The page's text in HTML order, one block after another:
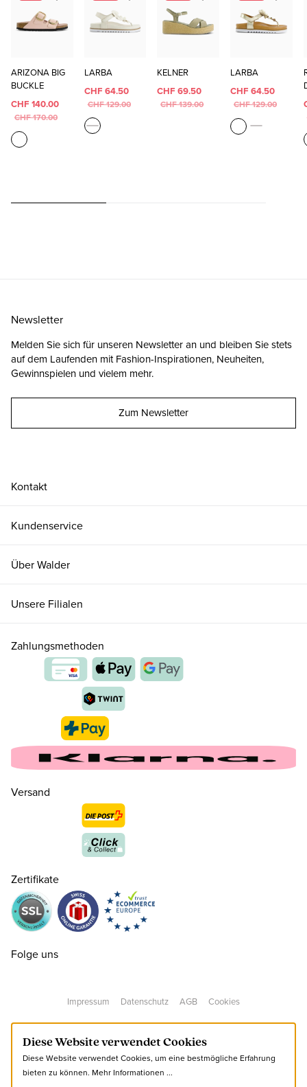
CHF 99.00
36 CHF 99.00
CHF 99.00
39 CHF 99.00
40 CHF 99.00
ARIZONA BIG
BUCKLE
CHF 140.00
CHF 170.00
LARBA
CHF 64.50
CHF 129.00
KELNER
CHF 69.50
CHF 139.00
LARBA
CHF 64.50
CHF 129.00
Kontakt
Kundenservice
Über Walder
Unsere Filialen
Newsletter
Melden Sie sich für unseren Newsletter an und bleiben Sie stets
auf dem Laufenden mit Fashion-Inspirationen, Neuheiten,
Gewinnspielen und vielem mehr.
Zum Newsletter
Zahlungsmethoden
Versand
Zertifikate
Folge uns
Impressum Datenschutz AGB Cookies
Diese Website verwendet Cookies
Diese Website verwendet Cookies, um eine bestmögliche Erfahrung
bieten zu können. Mehr Informationen ...